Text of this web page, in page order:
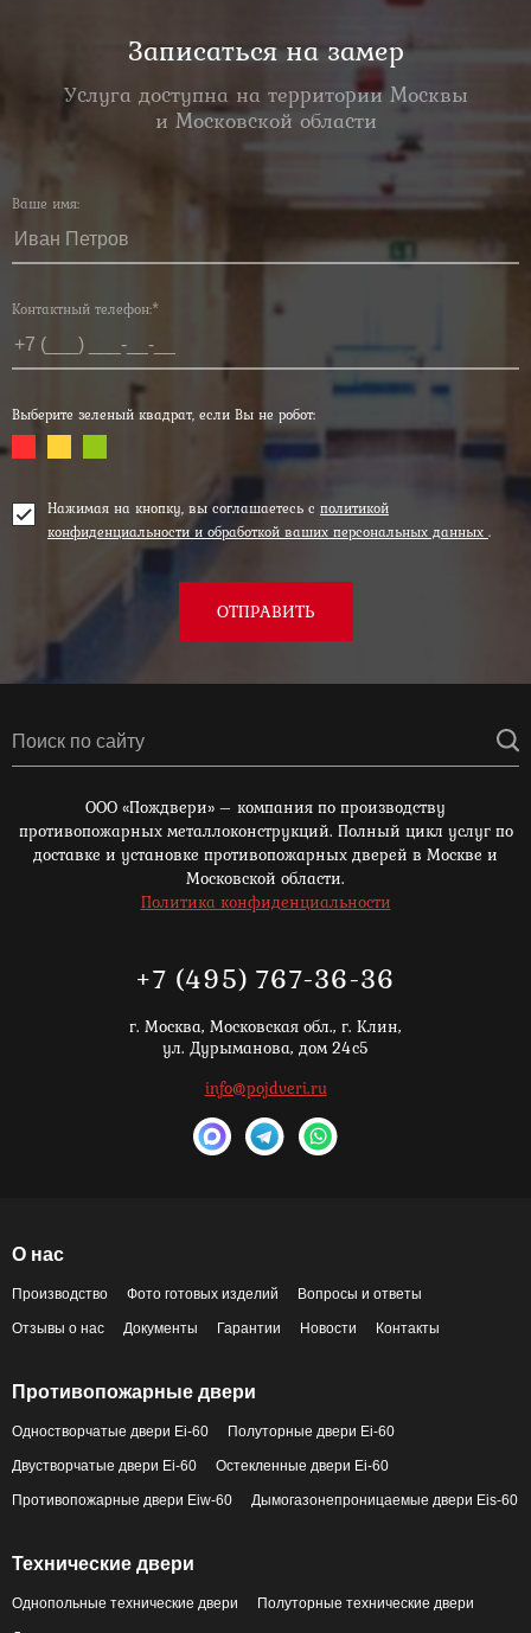
Записаться на замер
Услуга доступна на территории Москвы
и Московской области
Ваше имя:
Контактный телефон:*
Выберите зеленый квадрат, если Вы не робот:
Нажимая на кнопку, вы соглашаетесь с политикой
конфиденциальности и обработкой ваших персональных данных .
ОТПРАВИТЬ
ООО «Пождвери» – компания по производству
противопожарных металлоконструкций. Полный цикл услуг по
доставке и установке противопожарных дверей в Москве и
Московской области.
Политика конфиденциальности
+7 (495) 767-36-36
г. Москва, Московская обл., г. Клин,
ул. Дурыманова, дом 24с5
info@pojdveri.ru
О нас
Производство Фото готовых изделий Вопросы и ответы
Отзывы о нас Документы Гарантии Новости Контакты
Противопожарные двери
Одностворчатые двери Ei-60 Полуторные двери Ei-60
Двустворчатые двери Ei-60 Остекленные двери Ei-60
Противопожарные двери Eiw-60 Дымогазонепроницаемые двери Eis-60
Технические двери
Однопольные технические двери Полуторные технические двери